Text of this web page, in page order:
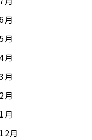
月
月
月
月
月
月
月